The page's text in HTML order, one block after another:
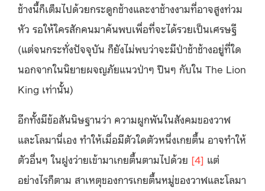
ช้างนี้ก็เต็มไปด้วยกระดูกช้างและงาช้างงามที่อาจสูงท่วม
หัว รอให้ใครสักคนมาค้นพบเพื่อที่จะได้รวยเป็นเศรษฐี
(แต่จนกระทั่งปัจจุบัน ก็ยังไม่พบว่าจะมีป่าช้าช้างอยู่ที่ใด
นอกจากในนิยายผจญภัยแนวป่าๆ ปืนๆ กับใน The Lion
King เท่านั้น)
อีกทั้งมีข้อสันนิษฐานว่า ความผูกพันในสังคมของวาฬ
และโลมานี่เอง ทำให้เมื่อมีตัวใดตัวหนึ่งเกยตื้น อาจทำให้
ตัวอื่นๆ ในฝูงว่ายเข้ามาเกยตื้นตามไปด้วย [4] แต่
อย่างไรก็ตาม สาเหตุของการเกยตื้นหมู่ของวาฬและโลมา